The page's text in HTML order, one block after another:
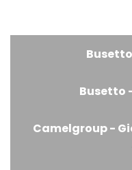
Busetto
Camelgroup -